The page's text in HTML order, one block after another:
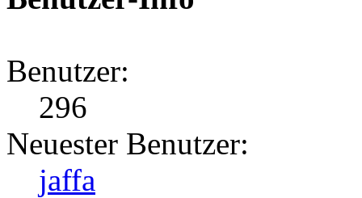
Benutzer:
296
Neuester Benutzer:
jaffa